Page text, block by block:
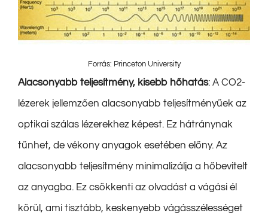
Forrás: Princeton University
Alacsonyabb teljesítmény, kisebb hőhatás: A CO2-
lézerek jellemzően alacsonyabb teljesítményűek az
optikai szálas lézerekhez képest. Ez hátránynak
tűnhet, de vékony anyagok esetében előny. Az
alacsonyabb teljesítmény minimalizálja a hőbevitelt
az anyagba. Ez csökkenti az olvadást a vágási él
körül, ami tisztább, keskenyebb vágásszélességet